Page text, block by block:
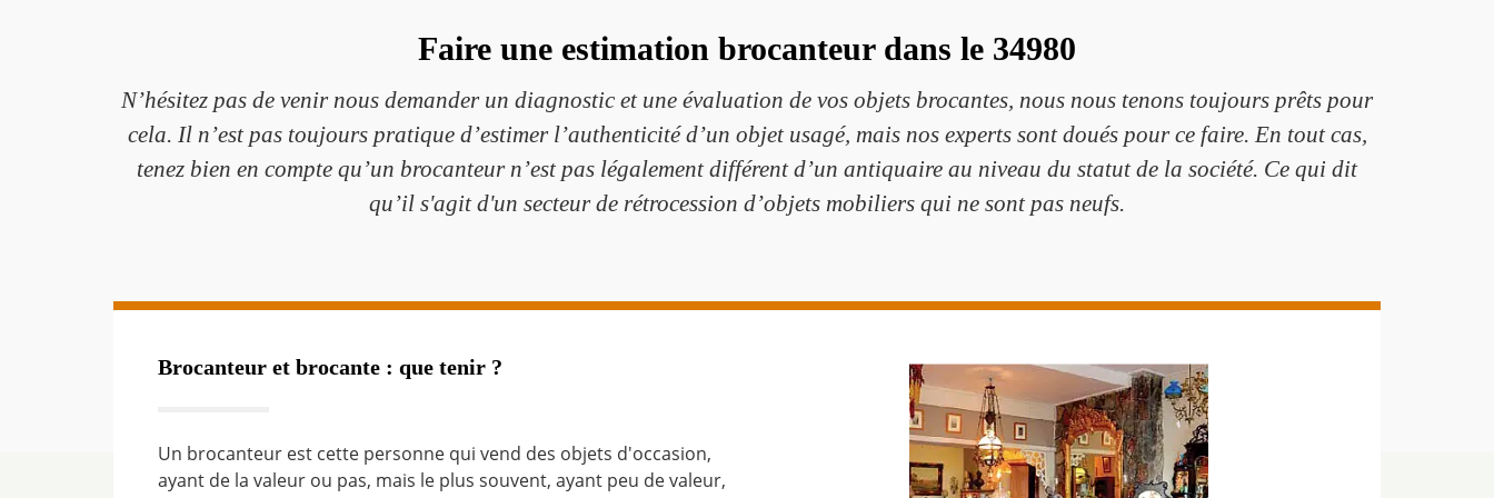
Faire une estimation brocanteur dans le 34980
N’hésitez pas de venir nous demander un diagnostic et une évaluation de vos objets brocantes, nous nous tenons toujours prêts pour
cela. Il n’est pas toujours pratique d’estimer l’authenticité d’un objet usagé, mais nos experts sont doués pour ce faire. En tout cas,
tenez bien en compte qu’un brocanteur n’est pas légalement différent d’un antiquaire au niveau du statut de la société. Ce qui dit
qu’il s'agit d'un secteur de rétrocession d’objets mobiliers qui ne sont pas neufs.
Brocanteur et brocante : que tenir ?
Un brocanteur est cette personne qui vend des objets d'occasion,
ayant de la valeur ou pas, mais le plus souvent, ayant peu de valeur,